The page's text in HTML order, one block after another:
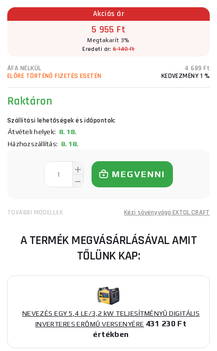
Akciós ár
5 955 Ft
Megtakarít 3%
Eredeti ár:6 140 Ft
ÁFA NÉLKÜL
4 689 Ft
ELŐRE TÖRTÉNŐ FIZETÉS ESETÉN
KEDVEZMÉNY 1 %
Raktáron
Szállítási lehetőségek és időpontok:
Átvételi helyek: 8. 18.
Házhozszállítás: 8. 18.
MEGVENNI
TOVÁBBI MODELLEK Kézi sövényvágó EXTOL CRAFT
A TERMÉK MEGVÁSÁRLÁSÁVAL AMIT
TŐLÜNK KAP:
NEVEZÉS EGY 5,4 LE/3,2 kW TELJESÍTMÉNYŰ DIGITÁLIS
INVERTERES ERŐMŰ VERSENYÉRE 431 230 Ft
értékben